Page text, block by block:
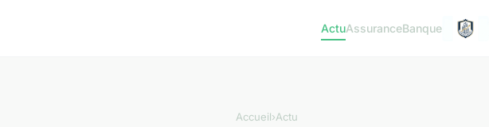
ActuAssuranceBanque
Accueil›Actu